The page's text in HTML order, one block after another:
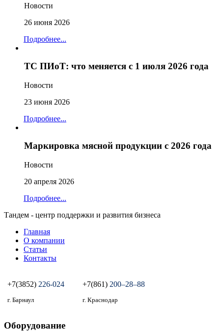
Новости
26 июня 2026
Подробнее...
ТС ПИоТ: что меняется с 1 июля 2026 года
Новости
23 июня 2026
Подробнее...
Маркировка мясной продукции с 2026 года
Новости
20 апреля 2026
Подробнее...
Тандем - центр поддержки и развития бизнеса
Главная
О компании
Статьи
Контакты
+7(3852) 226-024
г. Барнаул
+7(861) 200‒28‒88
г. Краснодар
Оборудование